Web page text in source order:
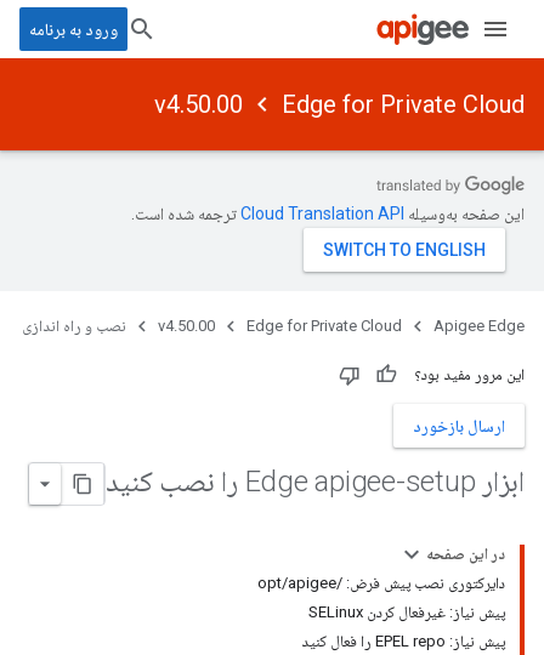
ورود به برنامه
Edge for Private Cloud
v4.50.00
این صفحه به‌وسیله ترجمه شده است.
Apigee Edge
Edge for Private Cloud
v4.50.00 نصب و راه اندازی
این مرور مفید بود؟
ارسال بازخورد
ابزار Edge apigee-setup را نصب کنید
در این صفحه
دایرکتوری نصب پیش فرض: /opt/apigee
پیش نیاز: غیرفعال کردن SELinux
پیش نیاز: EPEL repo را فعال کنید